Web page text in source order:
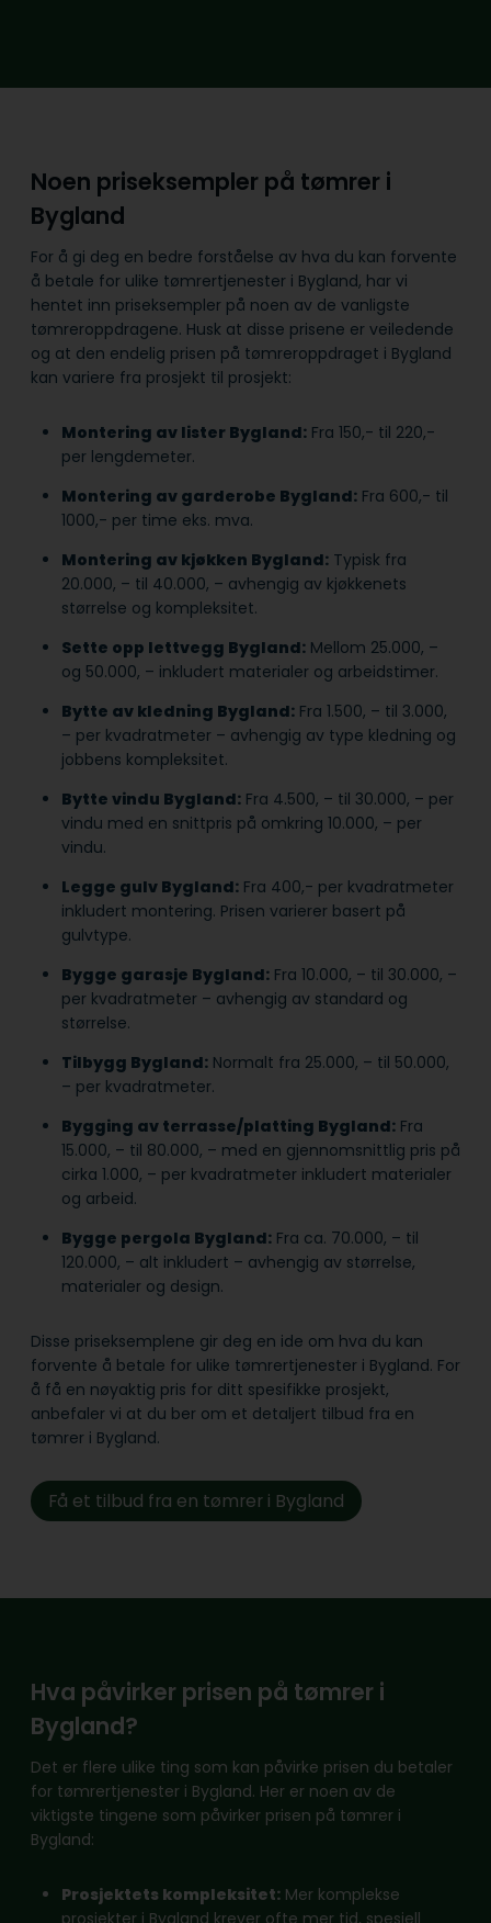
Noen priseksempler på tømrer i
Bygland
For å gi deg en bedre forståelse av hva du kan forvente
å betale for ulike tømrertjenester i Bygland, har vi
hentet inn priseksempler på noen av de vanligste
tømreroppdragene. Husk at disse prisene er veiledende
og at den endelig prisen på tømreroppdraget i Bygland
kan variere fra prosjekt til prosjekt:
Montering av lister Bygland: Fra 150,- til 220,-
per lengdemeter.
Montering av garderobe Bygland: Fra 600,- til
1000,- per time eks. mva.
Montering av kjøkken Bygland: Typisk fra
20.000, – til 40.000, – avhengig av kjøkkenets
størrelse og kompleksitet.
Sette opp lettvegg Bygland: Mellom 25.000, –
og 50.000, – inkludert materialer og arbeidstimer.
Bytte av kledning Bygland: Fra 1.500, – til 3.000,
– per kvadratmeter – avhengig av type kledning og
jobbens kompleksitet.
Bytte vindu Bygland: Fra 4.500, – til 30.000, – per
vindu med en snittpris på omkring 10.000, – per
vindu.
Legge gulv Bygland: Fra 400,- per kvadratmeter
inkludert montering. Prisen varierer basert på
gulvtype.
Bygge garasje Bygland: Fra 10.000, – til 30.000, –
per kvadratmeter – avhengig av standard og
størrelse.
Tilbygg Bygland: Normalt fra 25.000, – til 50.000,
– per kvadratmeter.
Bygging av terrasse/platting Bygland: Fra
15.000, – til 80.000, – med en gjennomsnittlig pris på
cirka 1.000, – per kvadratmeter inkludert materialer
og arbeid.
Bygge pergola Bygland: Fra ca. 70.000, – til
120.000, – alt inkludert – avhengig av størrelse,
materialer og design.
Disse priseksemplene gir deg en ide om hva du kan
forvente å betale for ulike tømrertjenester i Bygland. For
å få en nøyaktig pris for ditt spesifikke prosjekt,
anbefaler vi at du ber om et detaljert tilbud fra en
tømrer i Bygland.
Få et tilbud fra en tømrer i Bygland
Hva påvirker prisen på tømrer i
Bygland?
Det er flere ulike ting som kan påvirke prisen du betaler
for tømrertjenester i Bygland. Her er noen av de
viktigste tingene som påvirker prisen på tømrer i
Bygland:
Prosjektets kompleksitet: Mer komplekse
prosjekter i Bygland krever ofte mer tid, spesiell